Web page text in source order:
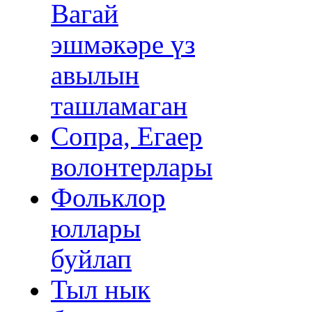
Вагай
эшмәкәре үз
авылын
ташламаган
Сопра, Егаер
волонтерлары
Фольклор
юллары
буйлап
Тыл нык